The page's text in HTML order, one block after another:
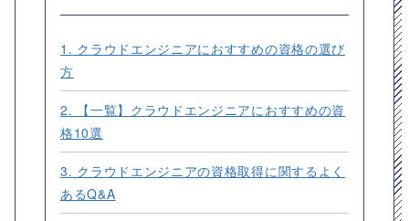
1. クラウドエンジニアにおすすめの資格の選び
方
2. 【一覧】クラウドエンジニアにおすすめの資
格10選
3. クラウドエンジニアの資格取得に関するよく
あるQ&A